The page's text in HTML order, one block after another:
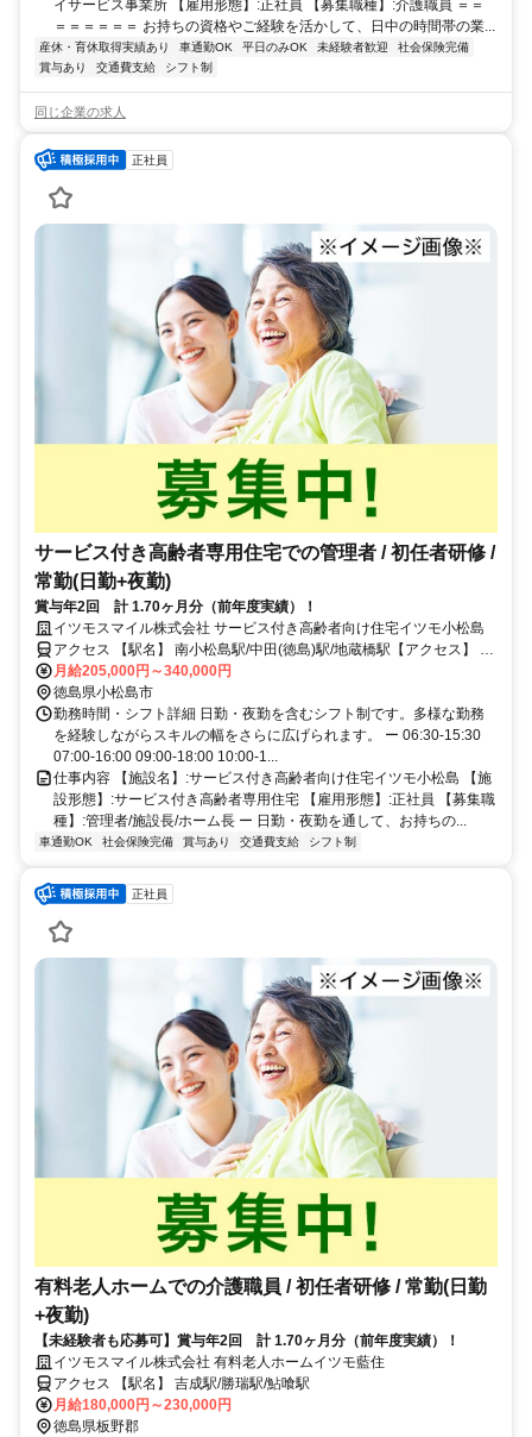
イサービス事業所 【雇用形態】:正社員 【募集職種】:介護職員 ＝＝
＝＝＝＝＝＝ お持ちの資格やご経験を活かして、日中の時間帯の業...
産休・育休取得実績あり 車通勤OK 平日のみOK 未経験者歓迎
社会保険完備
賞与あり
交通費支給 シフト制
同じ企業の求人
正社員
サービス付き高齢者専用住宅での管理者 / 初任者研修 /
常勤(日勤+夜勤)
賞与年2回 計 1.70ヶ月分（前年度実績）！
イツモスマイル株式会社 サービス付き高齢者向け住宅イツモ小松島
アクセス 【駅名】 南小松島駅/中田(徳島)駅/地蔵橋駅【アクセス】 南
小松島駅から徒歩19分
月給205,000円～340,000円
徳島県小松島市
勤務時間・シフト詳細 日勤・夜勤を含むシフト制です。多様な勤務
を経験しながらスキルの幅をさらに広げられます。 ー 06:30-15:30
07:00-16:00 09:00-18:00 10:00-1...
仕事内容 【施設名】:サービス付き高齢者向け住宅イツモ小松島 【施
設形態】:サービス付き高齢者専用住宅 【雇用形態】:正社員 【募集職
種】:管理者/施設長/ホーム長 ー 日勤・夜勤を通して、お持ちの...
車通勤OK 社会保険完備 賞与あり 交通費支給 シフト制
正社員
有料老人ホームでの介護職員 / 初任者研修 / 常勤(日勤
+夜勤)
【未経験者も応募可】賞与年2回 計 1.70ヶ月分（前年度実績）！
イツモスマイル株式会社 有料老人ホームイツモ藍住
アクセス 【駅名】 吉成駅/勝瑞駅/鮎喰駅
月給180,000円～230,000円
徳島県板野郡